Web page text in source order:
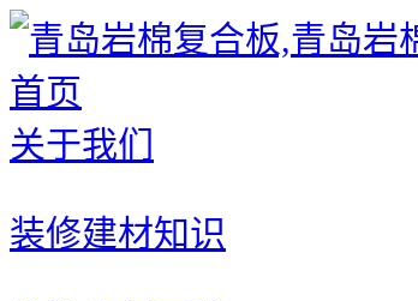
首页
关于我们
装修建材知识